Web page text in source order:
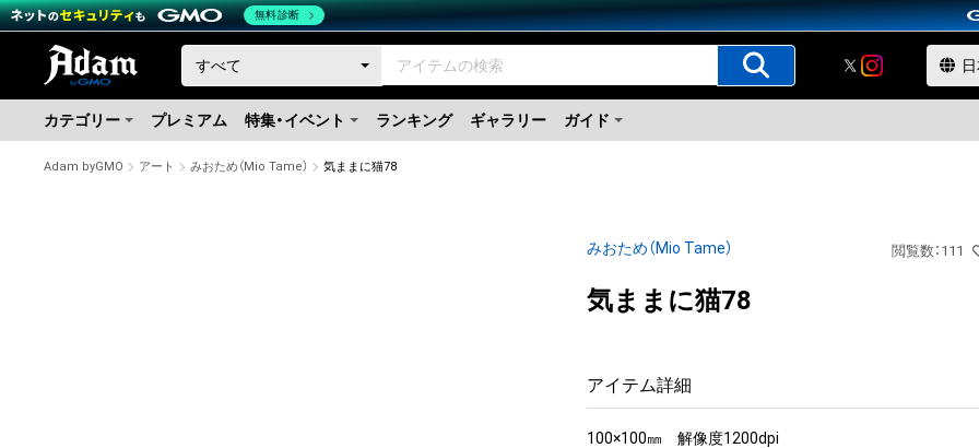
カテゴリー プレミアム 特集・イベント ランキング ギャラリー ガイド
Adam byGMO アート みおため（Mio Tame） 気ままに猫78
みおため（Mio Tame） 閲覧数 ： 111
気ままに猫78
アイテム詳細
100×100㎜　解像度1200dpi
無料診断